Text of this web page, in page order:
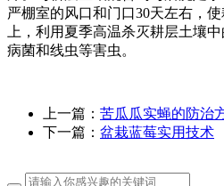
严棚室的风口和门口30天左右，
上，利用夏季高温杀灭耕层土壤
病菌和线虫等害虫。
上一篇： 苦瓜瓜实蝇的防治
下一篇： 盆栽蓝莓实用技术